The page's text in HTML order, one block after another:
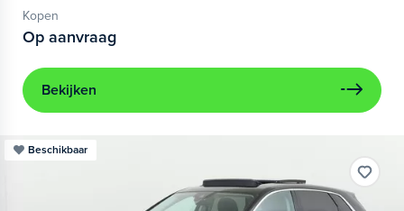
Kopen
Op aanvraag
Bekijken
Beschikbaar